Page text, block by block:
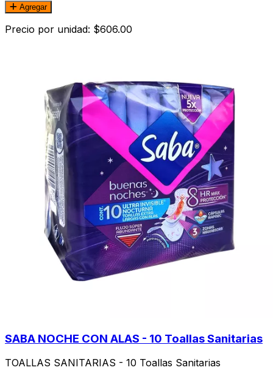
Agregar
Precio por unidad: $606.00
SABA NOCHE CON ALAS - 10 Toallas Sanitarias
TOALLAS SANITARIAS - 10 Toallas Sanitarias